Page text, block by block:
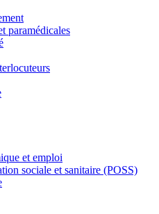
paramédicales
et emploi
sociale et sanitaire (POSS)